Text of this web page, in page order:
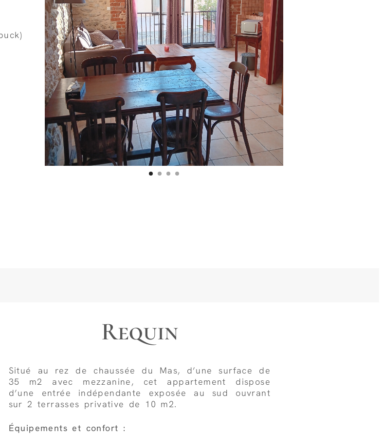
Requin
Situé au rez de chaussée du Mas, d’une surface de
35 m2 avec mezzanine, cet appartement dispose
d’une entrée indépendante exposée au sud ouvrant
sur 2 terrasses privative de 10 m2.
Équipements et confort :